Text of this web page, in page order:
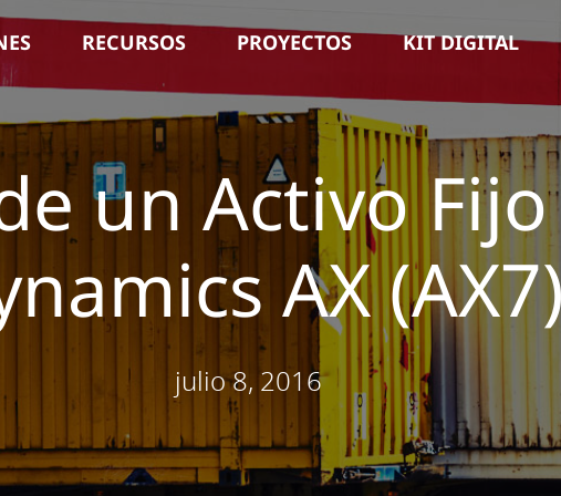
RECURSOS PROYECTOS KIT DIGITAL
un Activo
AX (AX7)
julio 8, 2016